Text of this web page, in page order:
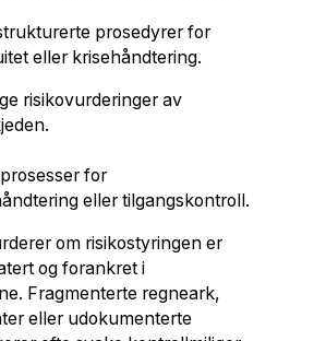
prosedyrer for
eller krisehåndtering.
risikovurderinger av
for
eller tilgangskontroll.
om risikostyringen er
og forankret i
Fragmenterte regneark,
eller udokumenterte